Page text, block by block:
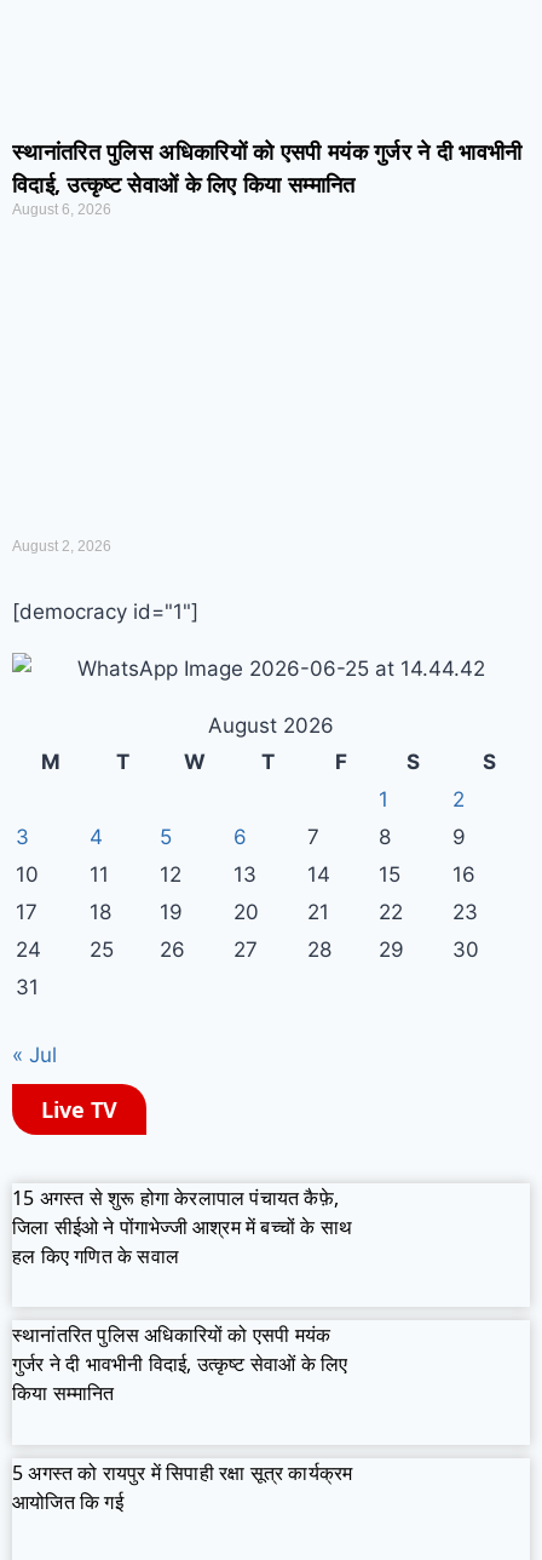
स्थानांतरित पुलिस अधिकारियों को एसपी मयंक गुर्जर ने दी भावभीनी
विदाई, उत्कृष्ट सेवाओं के लिए किया सम्मानित
August 6, 2026
August 2, 2026
[democracy id="1"]
August 2026
M
T W T F S
S
1
2
3
4 5 6 7 8
9
10
11 12 13 14 15
16
17
18 19 20 21 22
23
24
25 26 27 28 29
30
31
« Jul
Live TV
15 अगस्त से शुरू होगा केरलापाल पंचायत कैफ़े,
जिला सीईओ ने पोंगाभेज्जी आश्रम में बच्चों के साथ
हल किए गणित के सवाल
स्थानांतरित पुलिस अधिकारियों को एसपी मयंक
गुर्जर ने दी भावभीनी विदाई, उत्कृष्ट सेवाओं के लिए
किया सम्मानित
5 अगस्त को रायपुर में सिपाही रक्षा सूत्र कार्यक्रम
आयोजित कि गई